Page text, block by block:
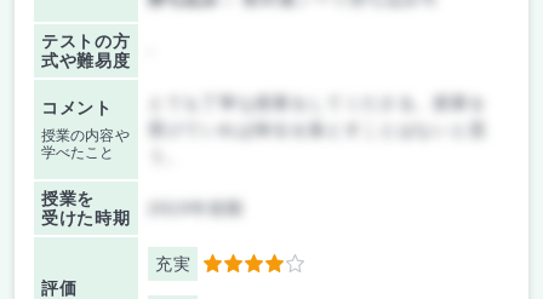
テストの方
式や難易度
コメント
授業の内容や
学べたこと
授業を
受けた時期
評価
充実 4